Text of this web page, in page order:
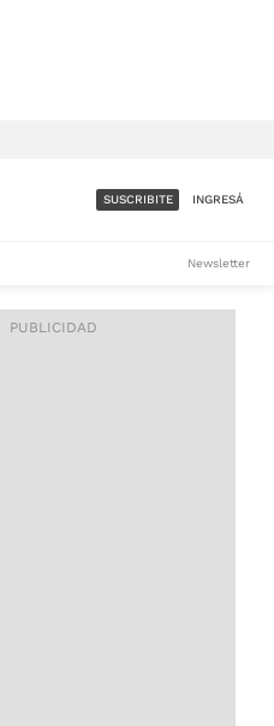
FULL - $1.800/MES
SUSCRIBITE INGRESÁ
Newsletter